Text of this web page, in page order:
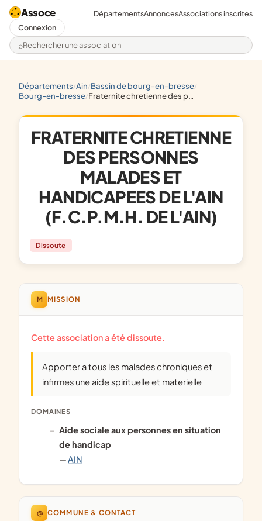
Assoce
Rechercher une association
DépartementsAnnoncesAssociations inscrites
Connexion
départements/ ain/ bassin de bourg-en-bresse/
bourg-en-bresse/ fraternite chretienne des personnes malades et handicapees de l'ain (f.c.p.m.h. de l'ain)
FRATERNITE CHRETIENNE
DES PERSONNES
MALADES ET
HANDICAPEES DE L'AIN
(F.C.P.M.H. DE L'AIN)
Dissoute
M MISSION
Cette association a été dissoute.
Apporter a tous les malades chroniques et
infirmes une aide spirituelle et materielle
DOMAINES
aide sociale aux personnes en situation
de handicap
—AIN
@ COMMUNE & CONTACT